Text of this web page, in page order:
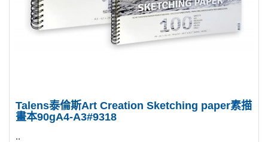
Talens泰倫斯Art Creation Sketching paper素描
畫本90gA4-A3#9318
..